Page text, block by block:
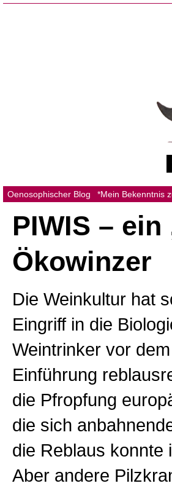
Oenosophischer Blog *Mein Bekenntnis
PIWIS –
Ökowinzer
Die Weinkultur hat
Eingriff in die
Weintrinker vor
Einführung
die Pfropfung
die sich
die Reblaus konnte
Aber andere